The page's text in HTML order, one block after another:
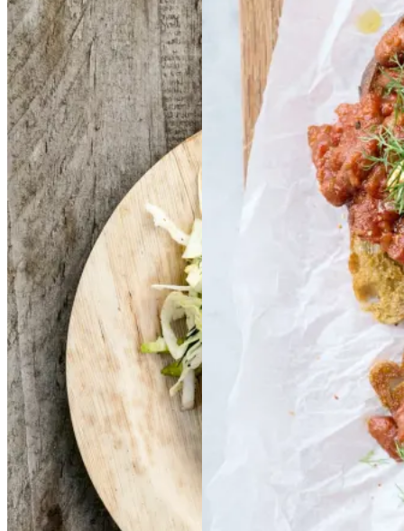
FrikadellerFrikadell
er medmed
smørspidskål,smørsp
idskål,
kartoflerkartofler
ogog
sennepsdressingsenn
epsdressing
Gem opskrift
Aftensmad
Forårsmad
Sommermad
Dansk mad
Baked Baked
beans på
på
stegt brødbrød